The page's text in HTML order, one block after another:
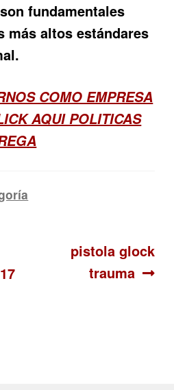
fundamentales
más altos estándares
COMO EMPRESA
AQUI POLITICAS
Siguiente:
pistola glock
trauma